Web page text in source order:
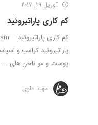
آوریل 29, 2017
کم کاری پاراتیروئید
پاراتیروئید کرامپ و
پوست و مو ناخن های ...
مهبد علوی